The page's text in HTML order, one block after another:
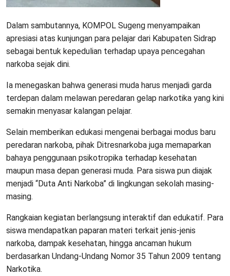
Dalam sambutannya, KOMPOL Sugeng menyampaikan
apresiasi atas kunjungan para pelajar dari Kabupaten Sidrap
sebagai bentuk kepedulian terhadap upaya pencegahan
narkoba sejak dini.
Ia menegaskan bahwa generasi muda harus menjadi garda
terdepan dalam melawan peredaran gelap narkotika yang kini
semakin menyasar kalangan pelajar.
Selain memberikan edukasi mengenai berbagai modus baru
peredaran narkoba, pihak Ditresnarkoba juga memaparkan
bahaya penggunaan psikotropika terhadap kesehatan
maupun masa depan generasi muda. Para siswa pun diajak
menjadi “Duta Anti Narkoba” di lingkungan sekolah masing-
masing.
Rangkaian kegiatan berlangsung interaktif dan edukatif. Para
siswa mendapatkan paparan materi terkait jenis-jenis
narkoba, dampak kesehatan, hingga ancaman hukum
berdasarkan Undang-Undang Nomor 35 Tahun 2009 tentang
Narkotika.